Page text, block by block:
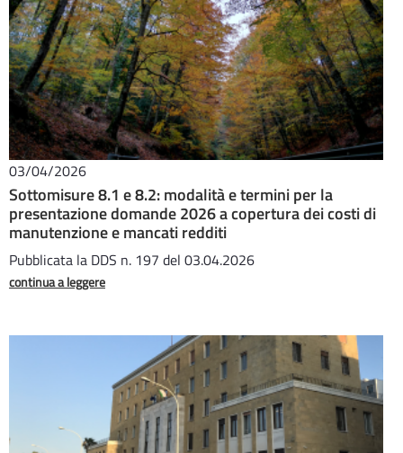
03/04/2026
Sottomisure 8.1 e 8.2: modalità e termini per la
presentazione domande 2026 a copertura dei costi di
manutenzione e mancati redditi
Pubblicata la DDS n. 197 del 03.04.2026
continua a leggere